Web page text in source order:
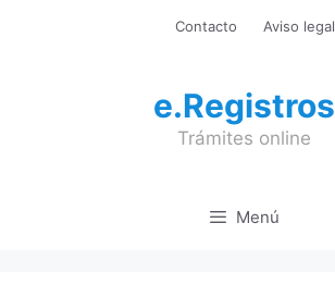
Contacto Aviso legal
e.Registros
Trámites online
Menú